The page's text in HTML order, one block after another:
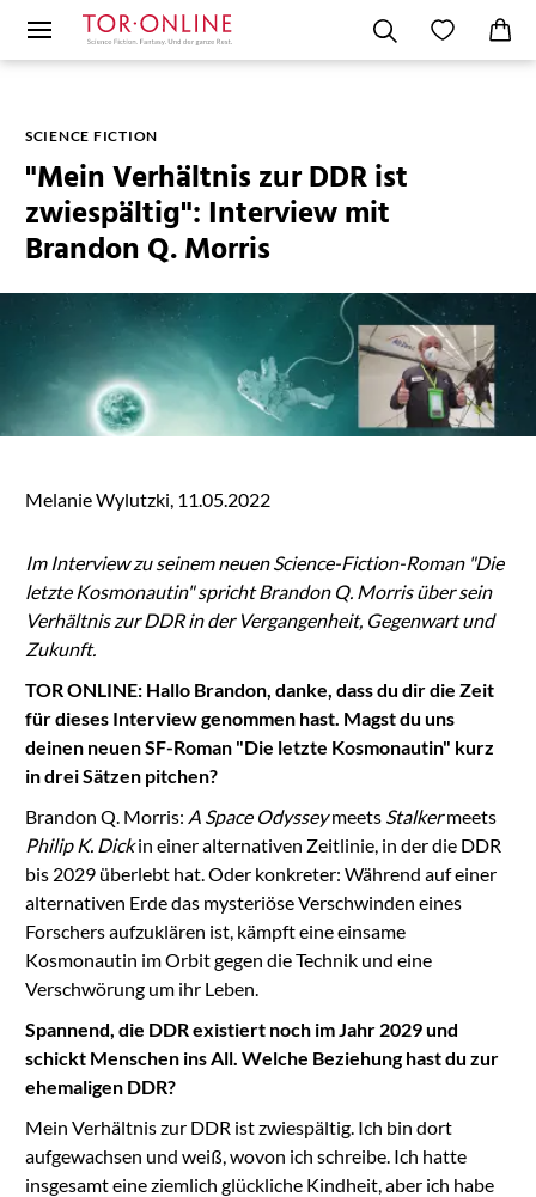
SCIENCE FICTION
"Mein Verhältnis zur DDR ist
zwiespältig": Interview mit
Brandon Q. Morris
Melanie Wylutzki, 11.05.2022
Im Interview zu seinem neuen Science-Fiction-Roman "Die
letzte Kosmonautin" spricht Brandon Q. Morris über sein
Verhältnis zur DDR in der Vergangenheit, Gegenwart und
Zukunft.
TOR ONLINE: Hallo Brandon, danke, dass du dir die Zeit
für dieses Interview genommen hast. Magst du uns
deinen neuen SF-Roman "Die letzte Kosmonautin" kurz
in drei Sätzen pitchen?
Brandon Q. Morris: A Space Odysseymeets Stalkermeets
Philip K. Dickin einer alternativen Zeitlinie, in der die DDR
bis 2029 überlebt hat. Oder konkreter: Während auf einer
alternativen Erde das mysteriöse Verschwinden eines
Forschers aufzuklären ist, kämpft eine einsame
Kosmonautin im Orbit gegen die Technik und eine
Verschwörung um ihr Leben.
Spannend, die DDR existiert noch im Jahr 2029 und
schickt Menschen ins All. Welche Beziehung hast du zur
ehemaligen DDR?
Mein Verhältnis zur DDR ist zwiespältig. Ich bin dort
aufgewachsen und weiß, wovon ich schreibe. Ich hatte
insgesamt eine ziemlich glückliche Kindheit, aber ich habe